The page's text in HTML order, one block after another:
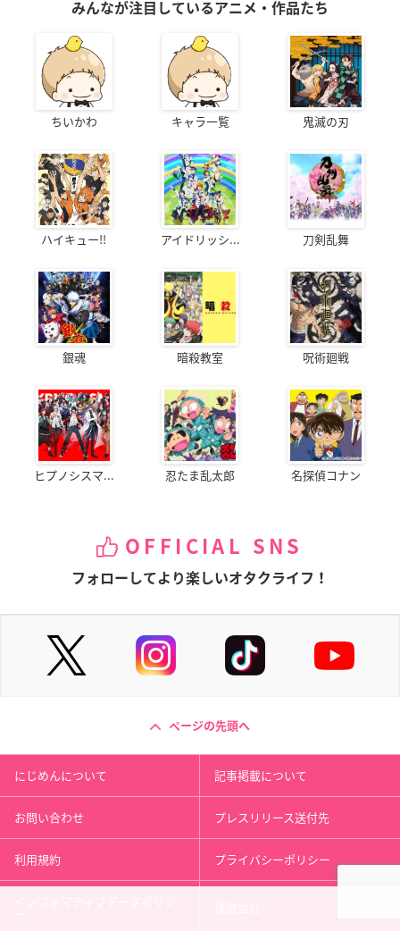
みんなが注目しているアニメ・作品たち
ちいかわ キャラ一覧 鬼滅の刃
ハイキュー!! アイドリッシ... 刀剣乱舞
銀魂 暗殺教室 呪術廻戦
ヒプノシスマ... 忍たま乱太郎 名探偵コナン
OFFICIAL SNS
フォローしてより楽しいオタクライフ！
ページの先頭へ
にじめんについて 記事掲載について
お問い合わせ プレスリリース送付先
利用規約 プライバシーポリシー